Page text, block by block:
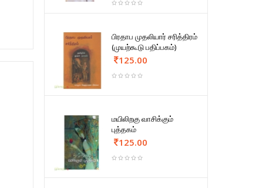
பிரதாப முதலியார் சரித்திரம்
(முயற்கூடு பதிப்பகம்)
125.00
மயிலிறகு வாசிக்கும்
புத்தகம்
125.00